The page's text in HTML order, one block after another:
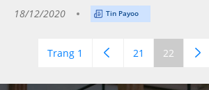
18/12/2020 Tin Payoo
Trang 1 21 22